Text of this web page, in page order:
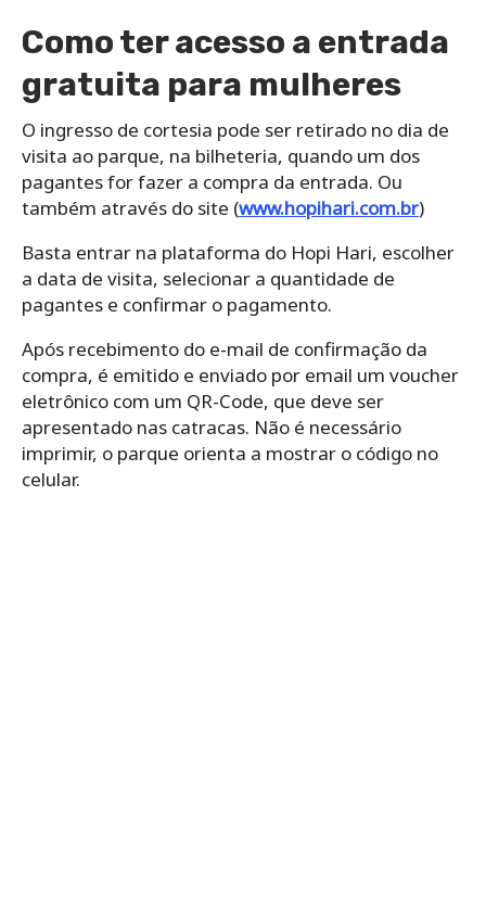
Como ter acesso a entrada
gratuita para mulheres
O ingresso de cortesia pode ser retirado no dia de
visita ao parque, na bilheteria, quando um dos
pagantes for fazer a compra da entrada. Ou
também através do site (www.hopihari.com.br)
Basta entrar na plataforma do Hopi Hari, escolher
a data de visita, selecionar a quantidade de
pagantes e confirmar o pagamento.
Após recebimento do e-mail de confirmação da
compra, é emitido e enviado por email um voucher
eletrônico com um QR-Code, que deve ser
apresentado nas catracas. Não é necessário
imprimir, o parque orienta a mostrar o código no
celular.